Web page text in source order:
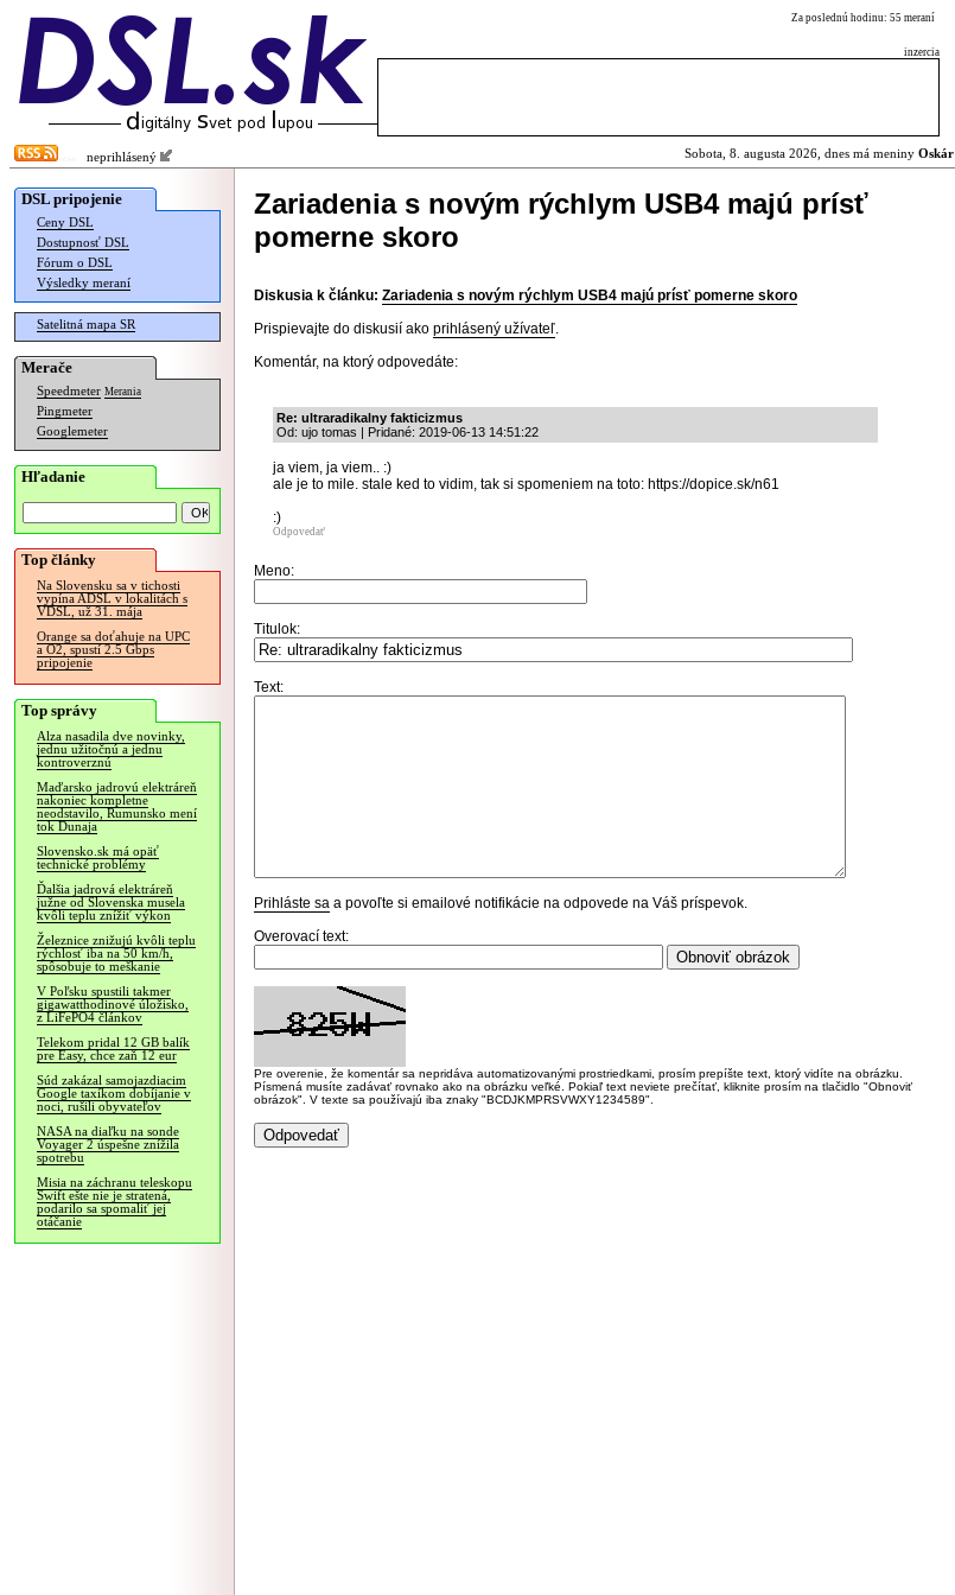
Za poslednú hodinu: 55 meraní
inzercia
neprihlásený Sobota, 8. augusta 2026, dnes má meniny Oskár
DSL pripojenie
Ceny DSL
Dostupnosť DSL
Fórum o DSL
Výsledky meraní
Satelitná mapa SR
Merače
Speedmeter Merania
Pingmeter
Googlemeter
Hľadanie
Top články
Na Slovensku sa v tichosti
vypína ADSL v lokalitách s
VDSL, už 31. mája
Orange sa doťahuje na UPC
a O2, spustí 2.5 Gbps
pripojenie
Top správy
Alza nasadila dve novinky,
jednu užitočnú a jednu
kontroverznú
Maďarsko jadrovú elektráreň
nakoniec kompletne
neodstavilo, Rumunsko mení
tok Dunaja
Slovensko.sk má opäť
technické problémy
Ďalšia jadrová elektráreň
južne od Slovenska musela
kvôli teplu znížiť výkon
Železnice znižujú kvôli teplu
rýchlosť iba na 50 km/h,
spôsobuje to meškanie
V Poľsku spustili takmer
gigawatthodinové úložisko,
z LiFePO4 článkov
Telekom pridal 12 GB balík
pre Easy, chce zaň 12 eur
Súd zakázal samojazdiacim
Google taxíkom dobíjanie v
noci, rušili obyvateľov
NASA na diaľku na sonde
Voyager 2 úspešne znížila
spotrebu
Misia na záchranu teleskopu
Swift ešte nie je stratená,
podarilo sa spomaliť jej
otáčanie
Zariadenia s novým rýchlym USB4 majú prísť
pomerne skoro
Diskusia k článku: Zariadenia s novým rýchlym USB4 majú prísť pomerne skoro
Prispievajte do diskusií ako prihlásený užívateľ.
Komentár, na ktorý odpovedáte:
Re: ultraradikalny fakticizmus
Od: ujo tomas | Pridané: 2019-06-13 14:51:22
ja viem, ja viem.. :)
ale je to mile. stale ked to vidim, tak si spomeniem na toto: https://dopice.sk/n61
:)
Odpovedať
Meno:
Titulok:
Text:
Prihláste sa a povoľte si emailové notifikácie na odpovede na Váš príspevok.
Overovací text:
Pre overenie, že komentár sa nepridáva automatizovanými prostriedkami, prosím prepíšte text, ktorý vidíte na obrázku.
Písmená musíte zadávať rovnako ako na obrázku veľké. Pokiaľ text neviete prečítať, kliknite prosím na tlačidlo "Obnoviť
obrázok". V texte sa používajú iba znaky "BCDJKMPRSVWXY1234589".